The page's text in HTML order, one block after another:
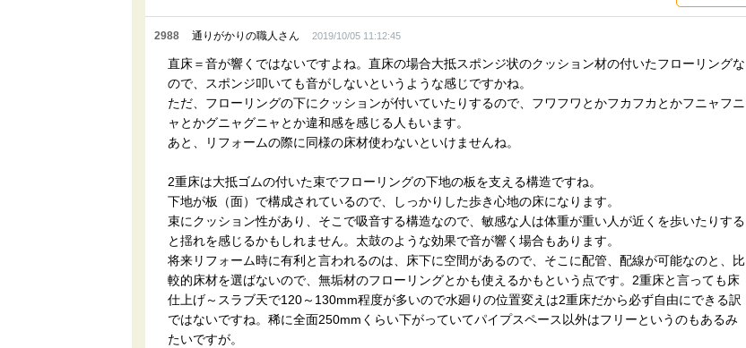
2988 通りがかりの職人さん 2019/10/05 11:12:45
直床＝音が響くではないですよね。直床の場合大抵スポンジ状のクッション材の付いたフローリングな
ので、スポンジ叩いても音がしないというような感じですかね。
ただ、フローリングの下にクッションが付いていたりするので、フワフワとかフカフカとかフニャフニ
ャとかグニャグニャとか違和感を感じる人もいます。
あと、リフォームの際に同様の床材使わないといけませんね。
2重床は大抵ゴムの付いた束でフローリングの下地の板を支える構造ですね。
下地が板（面）で構成されているので、しっかりした歩き心地の床になります。
束にクッション性があり、そこで吸音する構造なので、敏感な人は体重が重い人が近くを歩いたりする
と揺れを感じるかもしれません。太鼓のような効果で音が響く場合もあります。
将来リフォーム時に有利と言われるのは、床下に空間があるので、そこに配管、配線が可能なのと、比
較的床材を選ばないので、無垢材のフローリングとかも使えるかもという点です。2重床と言っても床
仕上げ～スラブ天で120～130mm程度が多いので水廻りの位置変えは2重床だから必ず自由にできる訳
ではないですね。稀に全面250mmくらい下がっていてパイプスペース以外はフリーというのもあるみ
たいですが。